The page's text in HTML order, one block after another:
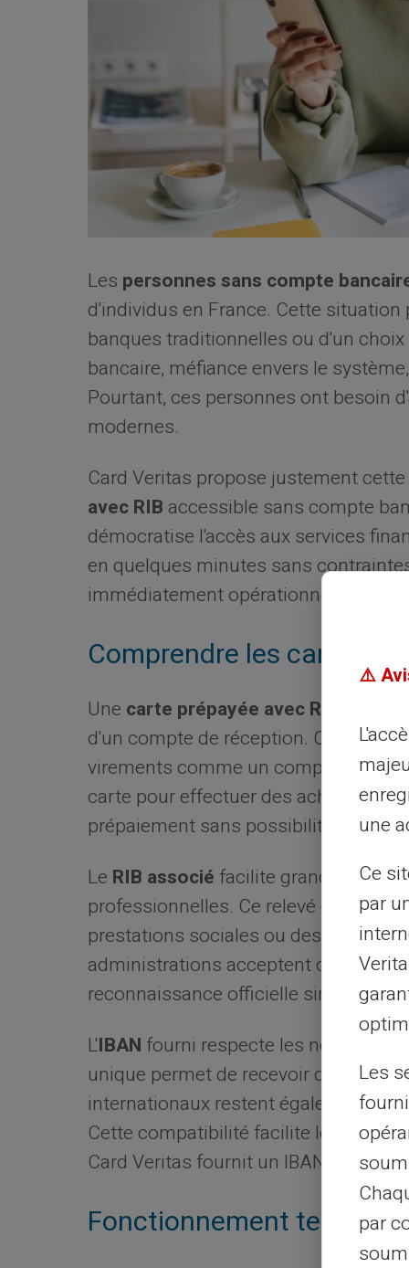
Les personnes sans compte
d'individus en France. Cette
banques traditionnelles ou d'un
bancaire, méfiance envers le
Pourtant, ces personnes ont besoin
modernes.
Card Veritas propose justement
avec RIB accessible sans compte
démocratise l'accès aux services
en quelques minutes sans
immédiatement opérationnelle pour
Comprendre les cartes
Une carte prépayée avec RIB
d'un compte de réception. Cette
virements comme un compte
carte pour effectuer des achats et
prépaiement sans possibilité de
Le RIB associé facilite grandement
professionnelles. Ce relevé
prestations sociales ou des
administrations acceptent ce RIB
reconnaissance officielle simplifie
L'IBAN fourni respecte les normes
unique permet de recevoir des
internationaux restent également
Cette compatibilité facilite les
Card Veritas fournit un IBAN
Fonctionnement
⚠️
une
Ce
par
Les
par